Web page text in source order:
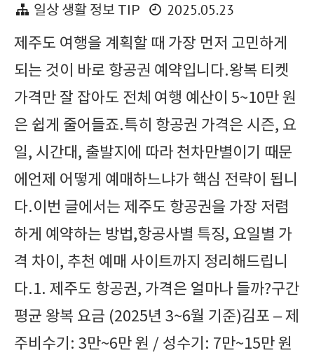
일상 생활 정보 TIP
2025.05.23
제주도 여행을 계획할 때 가장 먼저 고민하게
되는 것이 바로 항공권 예약입니다.왕복 티켓
가격만 잘 잡아도 전체 여행 예산이 5~10만 원
은 쉽게 줄어들죠.특히 항공권 가격은 시즌, 요
일, 시간대, 출발지에 따라 천차만별이기 때문
에언제 어떻게 예매하느냐가 핵심 전략이 됩니
다.이번 글에서는 제주도 항공권을 가장 저렴
하게 예약하는 방법,항공사별 특징, 요일별 가
격 차이, 추천 예매 사이트까지 정리해드립니
다.1. 제주도 항공권, 가격은 얼마나 들까?구간
평균 왕복 요금 (2025년 3~6월 기준)김포 – 제
주비수기: 3만~6만 원 / 성수기: 7만~15만 원